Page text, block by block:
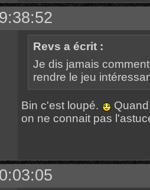
Revs a écrit :
Je dis jamais
rendre le jeu
Bin c'est loupé.
Quand
on ne connait pas